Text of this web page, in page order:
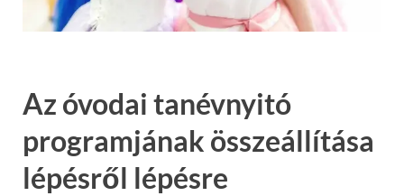
Az óvodai tanévnyitó
programjának összeállítása
lépésről lépésre